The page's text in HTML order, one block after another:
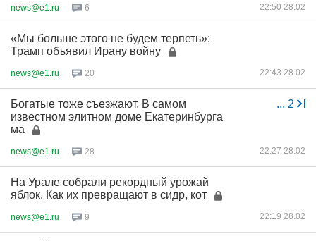
news@e1.ru 6 22:50 28.02
«Мы больше этого не будем терпеть»:
Трамп объявил Ирану войну
news@e1.ru 20 22:43 28.02
... 2
Богатые тоже съезжают. В самом
известном элитном доме Екатеринбурга
ма
news@e1.ru 28 22:27 28.02
На Урале собрали рекордный урожай
яблок. Как их превращают в сидр, кот
news@e1.ru 9 22:19 28.02